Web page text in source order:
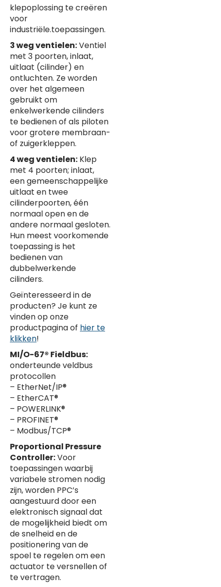
klepoplossing te creëren
voor
industriële.toepassingen.
3 weg ventielen:Ventiel
met 3 poorten, inlaat,
uitlaat (cilinder) en
ontluchten. Ze worden
over het algemeen
gebruikt om
enkelwerkende cilinders
te bedienen of als piloten
voor grotere membraan-
of zuigerkleppen.
4 weg ventielen: Klep
met 4 poorten; inlaat,
een gemeenschappelijke
uitlaat en twee
cilinderpoorten, één
normaal open en de
andere normaal gesloten.
Hun meest voorkomende
toepassing is het
bedienen van
dubbelwerkende
cilinders.
Geïnteresseerd in de
producten? Je kunt ze
vinden op onze
productpagina of hier te
klikken!
MI/O-67® Fieldbus:
onderteunde veldbus
protocollen
– EtherNet/IP®
– EtherCAT®
– POWERLINK®
– PROFINET®
– Modbus/TCP®
Proportional Pressure
Controller:Voor
toepassingen waarbij
variabele stromen nodig
zijn, worden PPC’s
aangestuurd door een
elektronisch signaal dat
de mogelijkheid biedt om
de snelheid en de
positionering van de
spoel te regelen om een ​​
actuator te versnellen of
te vertragen.